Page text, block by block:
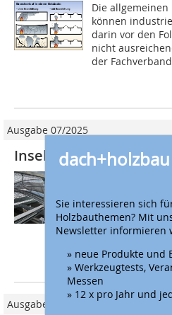
Sie interessieren sich
Holzbauthemen? Mit
Newsletter informieren
» neue Produkte und
» Werkzeugtests,
Messen
» 12 x pro Jahr und
Die
können
darin vor den
nicht
der
Ausgabe 07/2025
Insektenschutzgitter
Das
von Kingspan
Auslösen des
noch
Ausgabe 03/2021